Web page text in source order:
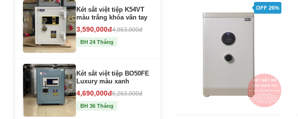
Két sắt việt tiệp K54VT
màu trắng khóa vân tay
3,590,000đ4,963,000đ
BH 24 Tháng
Két sắt việt tiệp BO50FE
Luxury màu xanh
4,690,000đ6,263,000đ
BH 36 Tháng
60 tháng
7,663,000 đ